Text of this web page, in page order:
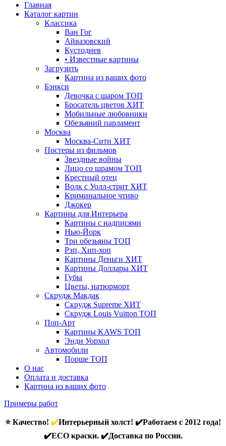
Главная
Каталог картин
Классика
Ван Гог
Айвазовский
Кустодиев
• Известные картины
Загрузить
Картина из ваших фото
Бэнкси
Девочка с шаром ТОП
Бросатель цветов ХИТ
Мобильные любовники
Обезьяний парламент
Москва
Москва-Сити ХИТ
Постеры из фильмов
Звездные войны
Лицо со шрамом ТОП
Крестный отец
Волк с Уолл-стрит ХИТ
Криминальное чтиво
Джокер
Картины для Интерьера
Картины с надписями
Нью-Йорк
Три обезьяны ТОП
Рэп, Хип-хоп
Картины Деньги ХИТ
Картины Доллары ХИТ
Губы
Цветы, натюрморт
Скрудж Макдак
Скрудж Supreme ХИТ
Скрудж Louis Vuitton ТОП
Поп-Арт
Картины KAWS ТОП
Энди Уорхол
Автомобили
Порше ТОП
О нас
Оплата и доставка
Картина из ваших фото
Примеры работ
⭐ Качество! ✔️Интерьерный холст! ✔️Работаем с 2012 года!
✔️ECO краски. ✔️Доставка по России.